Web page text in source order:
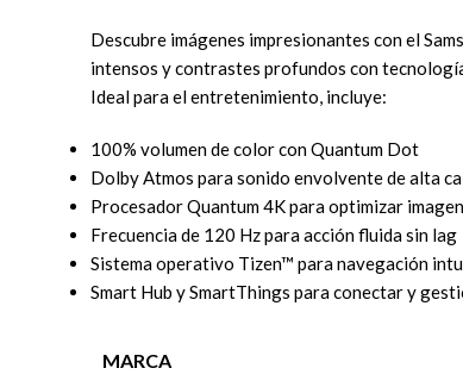
Descubre imágenes impresionantes con el
intensos y contrastes profundos con
Ideal para el entretenimiento, incluye:
100% volumen de color con Quantum Dot
Dolby Atmos para sonido envolvente de alta
Procesador Quantum 4K para optimizar
Frecuencia de 120 Hz para acción fluida sin lag
Sistema operativo Tizen™ para navegación
Smart Hub y SmartThings para conectar y
MARCA